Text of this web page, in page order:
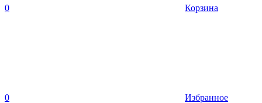
0 Корзина
0 Избранное